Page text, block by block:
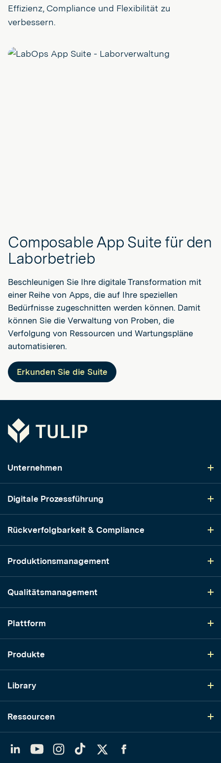
Effizienz, Compliance und Flexibilität zu
verbessern.
Composable App Suite für den
Laborbetrieb
Beschleunigen Sie Ihre digitale Transformation mit
einer Reihe von Apps, die auf Ihre speziellen
Bedürfnisse zugeschnitten werden können. Damit
können Sie die Verwaltung von Proben, die
Verfolgung von Ressourcen und Wartungspläne
automatisieren.
Erkunden Sie die Suite
Tulip
Unternehmen
Digitale Prozessführung
Rückverfolgbarkeit & Compliance
Produktionsmanagement
Qualitätsmanagement
Plattform
Produkte
Library
Ressourcen
YouTubeInstagram
TikTok